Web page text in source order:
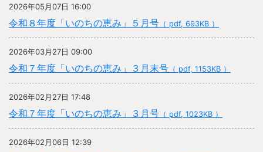
2026年05月07日 16:00
令和８年度「いのちの恵み」５月号 （ pdf, 693KB ）
2026年03月27日 09:00
令和７年度「いのちの恵み」３月末号 （ pdf, 1153KB ）
2026年02月27日 17:48
令和７年度「いのちの恵み」３月号 （ pdf, 1023KB ）
2026年02月06日 12:39